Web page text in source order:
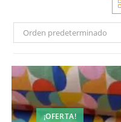
Orden predeterminado
¡OFERTA!